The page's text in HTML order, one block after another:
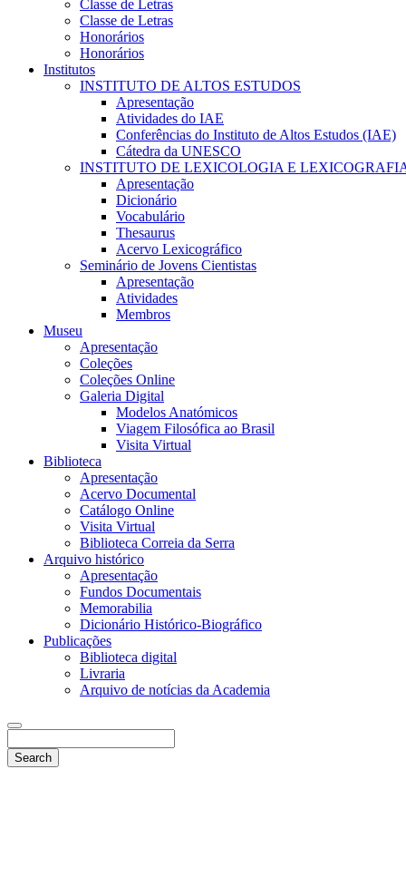
Classe de Letras
Classe de Letras
Honorários
Honorários
Institutos
INSTITUTO DE ALTOS ESTUDOS
Apresentação
Atividades do IAE
Conferências do Instituto de Altos Estudos (IAE)
Cátedra da UNESCO
INSTITUTO DE LEXICOLOGIA E
Apresentação
Dicionário
Vocabulário
Thesaurus
Acervo Lexicográfico
Seminário de Jovens Cientistas
Apresentação
Atividades
Membros
Museu
Apresentação
Coleções
Coleções Online
Galeria Digital
Modelos Anatómicos
Viagem Filosófica ao Brasil
Visita Virtual
Biblioteca
Apresentação
Acervo Documental
Catálogo Online
Visita Virtual
Biblioteca Correia da Serra
Arquivo histórico
Apresentação
Fundos Documentais
Memorabilia
Dicionário Histórico-Biográfico
Publicações
Biblioteca digital
Livraria
Arquivo de notícias da Academia